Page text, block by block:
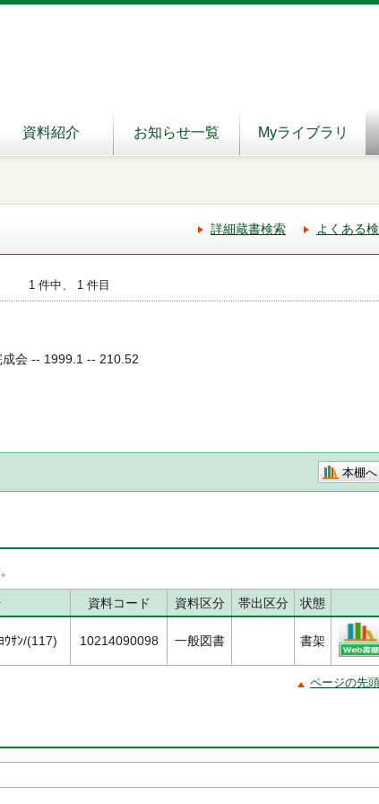
資料紹介 お知らせ一覧 Myライブラリ
詳細蔵書検索 よくある
1 件中、 1 件目
会 -- 1999.1 -- 210.52
本棚へ
資料コード 資料区分 帯出区分 状態
ｳｻﾝ/(117) 10214090098 一般図書 書架
ページの先